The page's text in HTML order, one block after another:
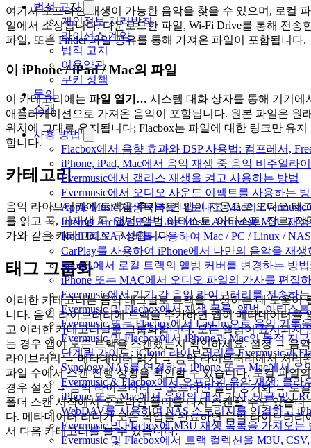
법적 고지
개인정보 처리방침
라이선스 계약
법적 고지
이용약관
쿠키 정책
문의
소개
사용 방법
Flacbox에서 음향 효과와 DSP 사용법: 컴프레서,
iPhone, iPad, Mac에서 음악 재생 중 음악 비주얼라
Evermusic에서 갭리스 재생을 켜고 사용하는 방법
Evermusic에서 오디오 사운드 이펙트를 사용하는
Apple Music 재생목록을 내보내고 Mac의
Internet Archive 또는 Live Music Archive용 M3U 재
Kodi DLNA 서버를 사용하여 Mac / PC / Linux /
CarPlay를 사용하여 iPhone에서 나만의 음악을 재
Spotify에서 로컬 트랙의 앨범 커버를 변경하는 방
iPhone 또는 MAC에서 오디오 파일의 가사를 편집
Evermusic에서 기기 간 음악 라이브러리를 전송하
Evermusic 및 Flacbox에서 재생 목록, 앨범, 아티스
Evermusic 또는 Flacbox에서 Last.fm으로 음악 기록
Evermusic 및 Flacbox에서 iPhone과 Mac의 동적 지
단계별 가이드: iCloud 라이브러리를 Evermusic과
Synology NAS를 연결하고 iPhone 또는 Mac에서 음
Evermusic & Flacbox에서 오프라인 음악 재생: 클
iPhone 또는 Mac에서 음악의 내장 가사, 댓글 및
WebDAV를 사용하여 NAS 스토리지를 연결하고
Evermusic 및 Flacbox에 M3U 재생 목록을 가져오는
Evermusic 및 Flacbox에서 트랙 컬렉션을 M3U,
여기서 오프라인 재생이 가능한 음악을 찾을 수 있으며, 로컬 파
일에서 소싱됩니다. 다운로드한 파일, Wi-Fi Drive를 통해 전송
파일, 또는 Finder 파일 공유를 통해 가져온 파일이 포함됩니다.
이 iPhone / iPad / Mac의 파일
이 카테고리에는 파일 열기… 시스템 대화 상자를 통해 기기에
애플리케이션으로 가져온 음악이 포함됩니다. 원본 파일은 원
위치에 그대로 유지됩니다; Flacbox는 파일에 대한 링크만 유지
합니다.
카테고리
음악 라이브러리에 트랙을 추가하면 앱이 자동으로 오디오 태
를 읽고 곡, 미재생 곡, 앨범, 앨범 아티스트, 아티스트, 장르, 작
가와 같은 카테고리로 구성합니다.
태그 그룹화
이러한 카테고리는 음악 태그별로 트랙을 구성하는 데 도움이
니다. 음악 라이브러리에 트랙을 추가하면 앱이 메타데이터를
고 이러한 카테고리별로 그룹화합니다. 모든 앨범이 표시되지
는 경우 앱이 모든 트랙을 스캔했는지 확인하세요. 설정 → 음악
라이브러리 → 메타데이터 읽기 → 음악 라이브러리에서 처리
파일 수에서 스캔 진행 상황을 확인할 수 있습니다. 로컬 파일의
경우 설정 → 음악 라이브러리 → 오프라인 폴더 동기화 → 로컬
폴더 스캔 시작에서 오프라인 폴더를 다시 스캔할 수도 있습니
다. 메타데이터 리더가 모든 작업을 완료하면 음악 라이브러리
서 다음 카테고리를 볼 수 있습니다: